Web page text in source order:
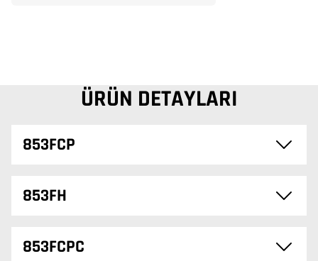
ÜRÜN DETAYLARI
853FCP
853FH
853FCPC